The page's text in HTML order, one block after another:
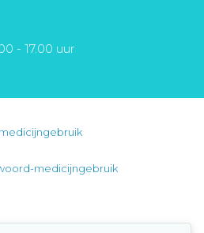
- 17.00 uur
medicijngebruik